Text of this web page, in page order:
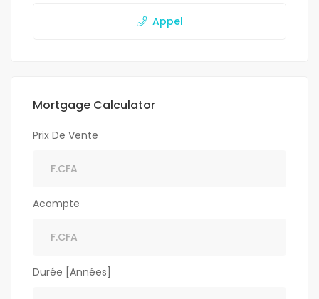
Appel
Mortgage Calculator
Prix De Vente
Acompte
Durée [Années]